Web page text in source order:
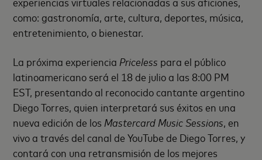
como: gastronomía, arte, cultura, deportes, música,
entretenimiento, o bienestar.
La próxima experiencia Priceless para el público
latinoamericano será el 18 de julio a las 8:00 PM
EST, presentando al reconocido cantante argentino
Diego Torres, quien interpretará sus éxitos en una
nueva edición de los Mastercard Music Sessions, en
vivo a través del canal de YouTube de Diego Torres, y
contará con una retransmisión de los mejores